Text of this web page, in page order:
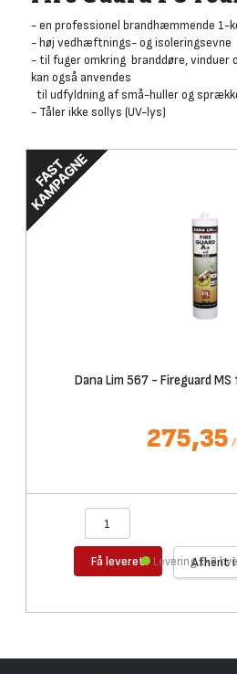
- en professionel brandhæmmende 1-
- høj vedhæftnings- og isoleringsevne
- til fuger omkring branddøre, vinduer
kan også anvendes
til udfyldning af små-huller og
- Tåler ikke sollys (UV-lys)
Dana Lim 567 - Fireguard
275,35 /
Få leveret Afhent
Levering 1-2